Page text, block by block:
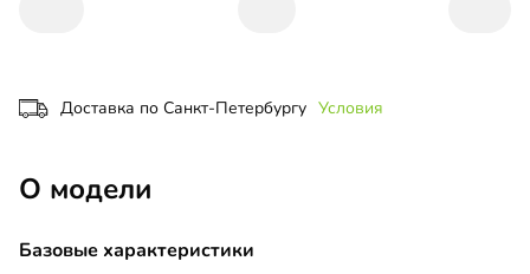
Доставка по Санкт-Петербургу Условия
О модели
Базовые характеристики